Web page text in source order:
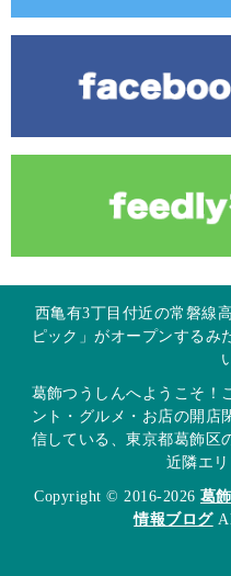
西亀有3丁目付近の常磐線
ピック」がオープンするみ
葛飾つうしんへようこそ！
ント・グルメ・お店の開店
信している、東京都葛飾区
近隣エリ
Copyright © 2016-2026 葛
情報ブログ